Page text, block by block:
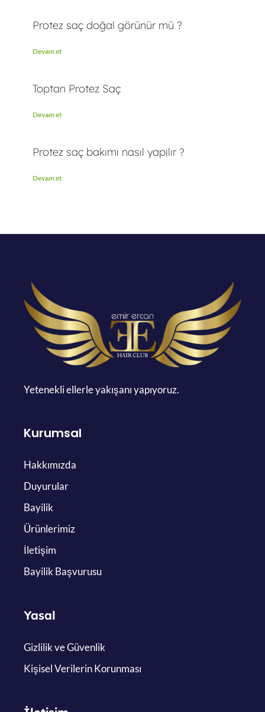
Protez saç doğal görünür mü ?
Devam et
Toptan Protez Saç
Devam et
Protez saç bakımı nasıl yapılır ?
Devam et
Yetenekli ellerle yakışanı yapıyoruz.
Kurumsal
Hakkımızda
Duyurular
Bayilik
Ürünlerimiz
İletişim
Bayilik Başvurusu
Yasal
Gizlilik ve Güvenlik
Kişisel Verilerin Korunması